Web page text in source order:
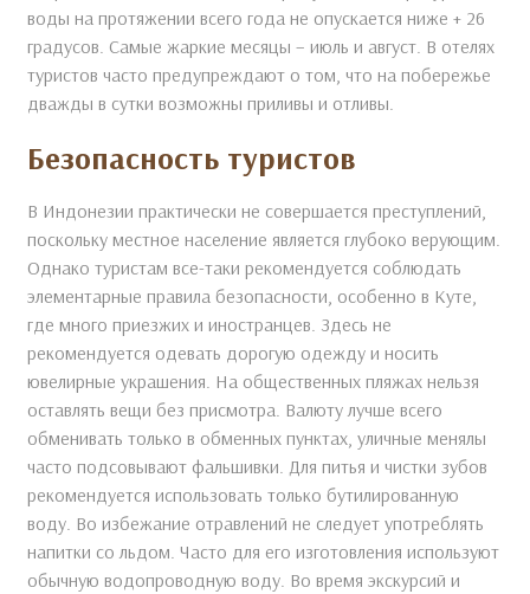
воды на протяжении всего года не опускается ниже + 26
градусов. Самые жаркие месяцы – июль и август. В отелях
туристов часто предупреждают о том, что на побережье
дважды в сутки возможны приливы и отливы.
Безопасность туристов
В Индонезии практически не совершается преступлений,
поскольку местное население является глубоко верующим.
Однако туристам все-таки рекомендуется соблюдать
элементарные правила безопасности, особенно в Куте,
где много приезжих и иностранцев. Здесь не
рекомендуется одевать дорогую одежду и носить
ювелирные украшения. На общественных пляжах нельзя
оставлять вещи без присмотра. Валюту лучше всего
обменивать только в обменных пунктах, уличные менялы
часто подсовывают фальшивки. Для питья и чистки зубов
рекомендуется использовать только бутилированную
воду. Во избежание отравлений не следует употреблять
напитки со льдом. Часто для его изготовления используют
обычную водопроводную воду. Во время экскурсий и